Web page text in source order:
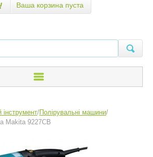
Ваша корзина пуста
інструмент/Полірувальні машини/
Makita 9227СВ